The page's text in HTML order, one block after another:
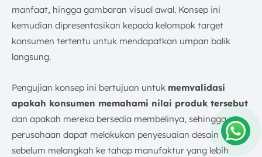
manfaat, hingga gambaran visual awal. Konsep ini
kemudian dipresentasikan kepada kelompok target
konsumen tertentu untuk mendapatkan umpan balik
langsung.
Pengujian konsep ini bertujuan untuk memvalidasi
apakah konsumen memahami nilai produk tersebut
dan apakah mereka bersedia membelinya, sehingga
perusahaan dapat melakukan penyesuaian desain
sebelum melangkah ke tahap manufaktur yang lebihAmelia